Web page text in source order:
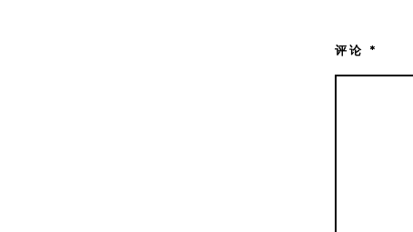
评论 *